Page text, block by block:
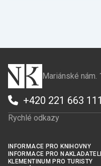
Mariánské nám.
+420 221 663 111
Rychlé odkazy
INFORMACE PRO KNIHOVNY
INFORMACE PRO
KLEMENTINUM PRO TURISTY